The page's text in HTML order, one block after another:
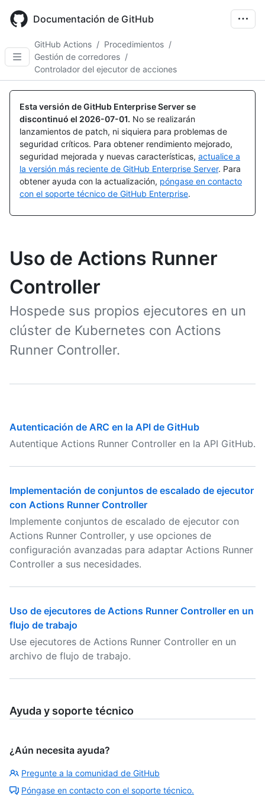
main
Documentación de GitHub
GitHub Actions / Procedimientos /
Gestión de corredores /
Controlador del ejecutor de acciones
Esta versión de GitHub Enterprise Server se
discontinuó el 2026-07-01. No se realizarán
lanzamientos de patch, ni siquiera para problemas de
seguridad críticos. Para obtener rendimiento mejorado,
seguridad mejorada y nuevas características, actualice a
la versión más reciente de GitHub Enterprise Server. Para
obtener ayuda con la actualización, póngase en contacto
con el soporte técnico de GitHub Enterprise.
Uso de Actions Runner
Controller
Hospede sus propios ejecutores en un
clúster de Kubernetes con Actions
Runner Controller.
Autenticación de ARC en la API de GitHub
Autentique Actions Runner Controller en la API GitHub.
Implementación de conjuntos de escalado de ejecutor
con Actions Runner Controller
Implemente conjuntos de escalado de ejecutor con
Actions Runner Controller, y use opciones de
configuración avanzadas para adaptar Actions Runner
Controller a sus necesidades.
Uso de ejecutores de Actions Runner Controller en un
flujo de trabajo
Use ejecutores de Actions Runner Controller en un
archivo de flujo de trabajo.
Ayuda y soporte técnico
¿Aún necesita ayuda?
Pregunte a la comunidad de GitHub
Póngase en contacto con el soporte técnico.